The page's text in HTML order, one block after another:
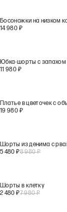
Босоножки на низком
14 980 ₽
Юбка-шорты с запахом
11 980 ₽
19 980 ₽
Шорты из денима с
5 480 ₽8 980₽
Шорты в клетку
2 480 ₽7 980₽